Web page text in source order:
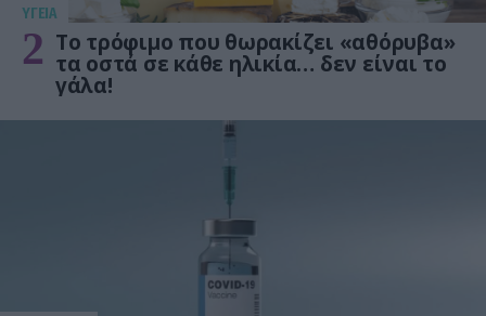
ΥΓΕΙΑ
2 Το τρόφιμο που θωρακίζει «αθόρυβα»
τα οστά σε κάθε ηλικία… δεν είναι το
γάλα!